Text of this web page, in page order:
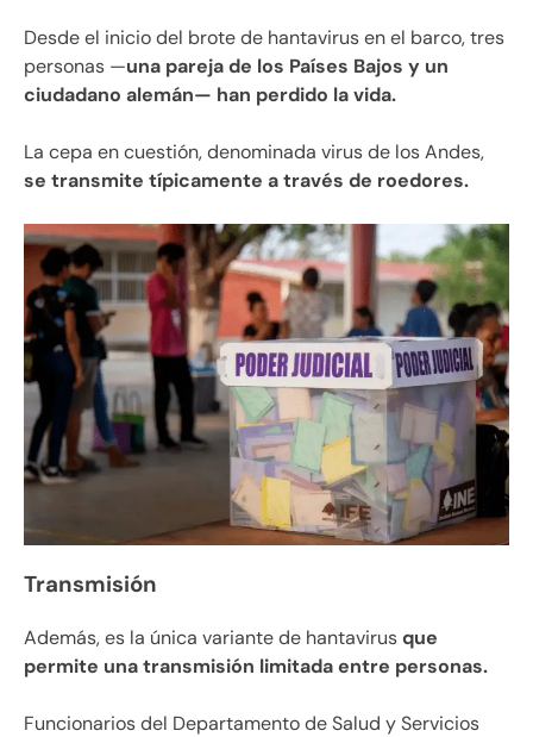
Desde el inicio del brote de hantavirus en el barco, tres
personas —una pareja de los Países Bajos y un
ciudadano alemán— han perdido la vida.
La cepa en cuestión, denominada virus de los Andes,
se transmite típicamente a través de roedores.
Transmisión
Además, es la única variante de hantavirusque
permite una transmisión limitada entre personas.
Funcionarios del Departamento de Salud y Servicios